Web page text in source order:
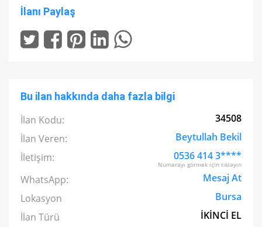
İlanı Paylaş
Bu ilan hakkında daha fazla bilgi
İlan Kodu:
34508
İlan Veren:
Beytullah Bekil
İletişim:
0536 414 3****
Numarayı görmek için tıklayın
WhatsApp:
Mesaj At
Lokasyon
Bursa
İlan Türü
İKİNCİ EL